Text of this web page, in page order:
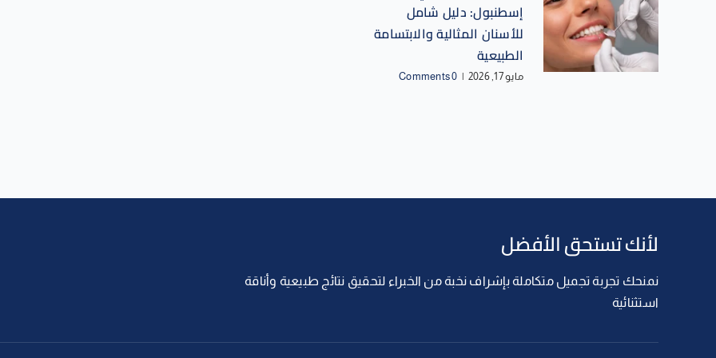
إسطنبول: دليل شامل
للأسنان المثالية والابتسامة
الطبيعية
مايو 17, 2026 |
0 Comments
لأنك تستحق الأفضل
نمنحك تجربة تجميل متكاملة بإشراف نخبة من الخبراء لتحقيق نتائج طبيعية وأناقة
استثنائية